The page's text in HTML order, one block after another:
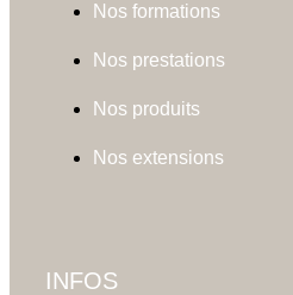
Nos formations
Nos prestations
Nos produits
Nos extensions
INFOS